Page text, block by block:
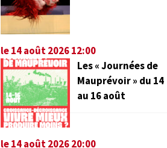
le 14 août 2026 12:00
Les « Journées de
Mauprévoir » du 14
au 16 août
le 14 août 2026 20:00